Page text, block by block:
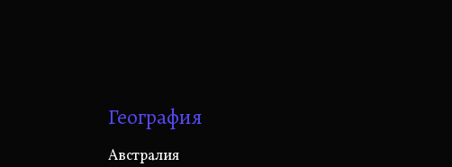
География
Австралия